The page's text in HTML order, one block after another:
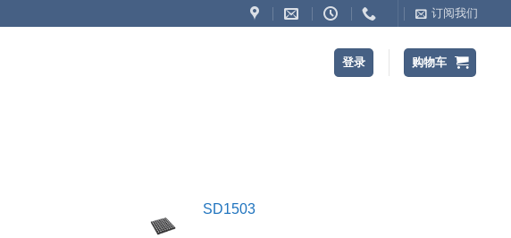
订阅我们
登录 购物车
SD1503